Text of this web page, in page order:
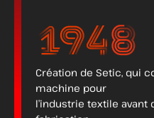
Création de Setic, qui
machine pour
l’industrie textile